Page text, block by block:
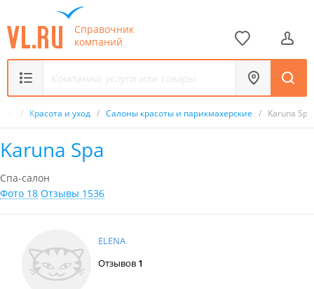
Справочник
компаний
/ Красота и уход / Салоны красоты и парикмахерские / Karuna Spa
Karuna Spa
Спа-салон
Фото 18 Отзывы 1536
ELENA
Отзывов 1